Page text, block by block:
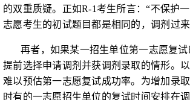
的双重质疑。正如R-1考生所言：“不保护
志愿考生的初试题目都是相同的，调剂过
再者，如果某一招生单位第一志愿复
提前选择申请调剂并获调剂录取的情形。以
难以预估第一志愿复试成功率。为增加录取
时有的一志愿招生单位的复试时间安排在